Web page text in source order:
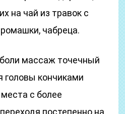
на чай из травок с
чабреца.
массаж точечный
головы кончиками
с более
постепенно на